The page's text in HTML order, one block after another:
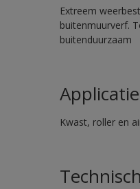
Extreem
buitenmuurverf.
buitenduurzaam
Kwast, roller en